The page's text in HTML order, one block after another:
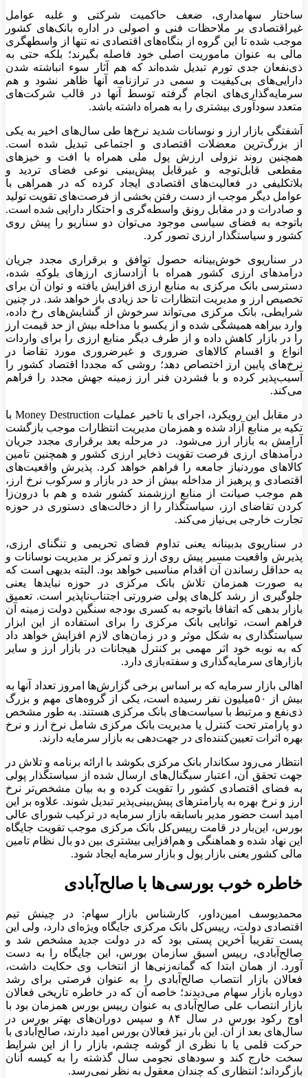
ساختار سهامداری، ضعف حاکمیت شرکتی و غلبه عوامل
غیراقتصادی بر ملاحظات فنی و اصولی در اداره بانک‌های کشور
موجب شده تا این گروه از بنگاه‌‌‌های اقتصادی نه تنها از واسطه‎گری
مالی به عنوان ماموریت اصلی خود فاصله بگیرند؛ بلکه حتی به
ذی‌نفعان جدی تورم تبدیل شده‌‌‌اند که هم آثار سوء انباشته شدن
دارایی‌‌‌های بی‌‌‌کیفیت و سمی در ترازنامه‌‌‌ آنها ظاهر نشود و هم
سرمایه‌گذاری‌‌‌های انجام گرفته توسط آنها در قالب شرکت‌های
متعدد سودآوری بیشتری را به همراه داشته باشد.
آشفتگی بازار ارز و نوسانات شدید نرخ‌ها طی سال‌های اخیر به یکی
از بزرگ‌ترین معضلات اقتصادی و اجتماعی تبدیل شده است.
همچنین روند نزولی ارزش پول ملی همراه با افت و خیزهای
مقطعی قابل‌توجه و غیرقابل پیش‌بینی نوعی فضای تردید و
بلاتکلیفی در فعالیت‌های اقتصادی ایجاد کرده که در همراهی با
عوامل دیگر موجب از دست رفتن بخشی از فرصت‌‌‌های تقویت تولید
و صادرات و در مقابل رونق واسطه‌‌‌گری و احتکار دارایی شده است.
باتوجه به فضای سیاسی موجود می‌توان دو سناریو را پیش روی
کشور و سیاستگذار ارزی تصور کرد.
در سناریوی خوش‌بینانه حصول توافق و برقراری مجدد جریان
درآمدهای ارزی کشور همراه با آزادسازی ارزهای بلوکه شده،
دسترسی بانک مرکزی به منابع ارزی افزایش یافته و توان آن برای
تخصیص ارز و مدیریت انتظارات تا حد زیادی باز خواهد شد. در چنین
شرایطی، بانک مرکزی می‌تواند سرخوش از گشایش‌‌‌های رخ داده،
وارد بیراهه همیشگی شده و از یکسو با مداخله بیش از حد قیمت ارز
را در بازار کاهش داده و از طرف دیگر منابع ارزی را برای واردات
انواع و اقسام کالاهای ضروری و غیرضروری مورد تقاضا در
نرخ‌های پایین ارز اختصاص دهد؛ روشی که مجددا اقتصاد کشور را
آسیب‌‌‌پذیر کرده و با فشردن فنر ارز زمینه جهش مجدد را فراهم
می‌کند.
در مقابل این رویکرد، اجرای با تاخیر عملیات Money Destruction با
تکیه بر منابع آزاد شده و همزمان مدیریت انتظارات موجب بازگشت
آرامش به بازار ارز می‌‌شود. در مرحله بعد برقراری مجدد جریان
درآمدهای ارزی فرصت تقویت ذخایر ارزی کشور و همچنین تامین
کالاهای موردنیاز جامعه را فراهم خواهد کرد. پذیرش واقعیت‌‌‌های
اقتصادی و پرهیز از مداخله بیش از حد در بازار و سرکوب نرخ ارز،
هم موجب صیانت از منابع ارزشمند کشور شده و هم با درون‌زا
کردن تقاضای ارز، سیاستگذار را از دخالت‌‌‌های دستوری در حوزه
تجارت خارجی بی‌‌‌نیاز می‌کند.
در سناریوی بدبینانه یعنی تداوم فضای تحریمی و تنگنای ارزی،
پذیرش واقعیت مسیر پیش روی ارز و تمرکز بر مدیریت نوسانات و
به حداقل رساندن آن اقدام مناسبی خواهد بود. البته بدیهی است که
به صورت همزمان تلاش بانک مرکزی در حوزه نبایدها یعنی
جلوگیری از رشد کل‌‌‌های پولی ضرورتی اجتناب‌ناپذیر است. تعمیق
بازار بدهی که اتفاقا باتوجه به کسری بودجه سنگین دولت زمینه آن
فراهم است، توانایی بانک مرکزی را برای استفاده از این ابزار
سیاستگذاری به شکل موثر و در زمان‌‌‌های لازم افزایش خواهد داد
که به نوبه خود اثر مهمی بر کنترل هیجانات در بازار ارز و سایر
بازارهای سرمایه‌گذاری و سفته‌‌‌بازی دارد.
اهالی بازار سرمایه که بر اساس برخی گزارش‌ها امروز تعداد آنها به
بیش از ۵۰‌میلیون نفر رسیده است، یکی از گروه‌‌‌های مهم و بزرگ
ذی‌نفع و مرتبط با سیاست‌های بانک مرکزی هستند. به طور مشخص
دو پارامتر تحت کنترل یا مدیریت بانک مرکزی شامل نرخ ارز و نرخ
بهره اثرات تعیین‌کننده‌ای در جهت‌دهی به بازار سرمایه‌ دارند.
انتظار می‌رود سکاندار بانک مرکزی بکوشد با ارائه برنامه و تلاش در
جهت تحقق آن، اعتبار سیگنال‌‌‌های ارسال شده از سیاستگذار پولی
به فضای اقتصادی کشور را تقویت کرده و به بیان مشخص‌‌‌تر نرخ
ارز و نرخ بهره به پارامترهای پیش‌بینی‌پذیر تبدیل شوند. علاوه بر این
امید است حضور مدیر باسابقه بازار سرمایه در ترکیب شورای عالی
بورس، این‌‌‌بار در قامت رییس‌کل بانک مرکزی موجب تقویت جایگاه
این نهاد شده و هماهنگی و هم‌افزایی بیشتری بین دو بال نظام تامین
مالی کشور یعنی بازار پول و بازار سرمایه ایجاد شود.
خاطره خوب بورسی‌‌‌ها با صالح‌‌‌آبادی
محمدیوسف امین‌داور، کارشناس بازار سهام: در چینش تیم
اقتصادی دولت، رییس‌کل بانک مرکزی جایگاه ویژه‌ای دارد، ولی این
پست تقریبا آخرین پستی بود که در دولت جدید مشخص شد و
صالح‌آبادی، رییس اسبق سازمان بورس، این جایگاه را به دست
آورد. از همان ابتدا که گمانه‌زنی‌ها از انتخاب وی حکایت داشت،
فعالان بازار انتصاب صالح‌آبادی را به عنوان فرصتی برای رشد
دوباره بازار سهام می‌دیدند؛ خاصه آن که در خاطره تاریخی فعالان
بازار انتصاب علی صالح‌آبادی به عنوان رییس بورس همزمان بود با
اوج رکود بورس در سال ۸۴ و سپس دوران‌های بهتر بورس در
سال‌های بعد از آن. این بار نیز فعالان بورس امید دارند، صالح‌آبادی با
حرکت قلمی یا با نظری از گوشه چشم، بازار را از این شرایط
سخت خارج کند و سودهای نجومی سال گذشته را به کیسه آنان
بازگرداند؛ انتظاری که چندان معقول به نظر نمی‌‌‌رسد.